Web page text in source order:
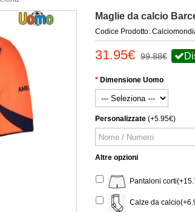
Maglie da calcio
Codice Prodotto:
31.95€ 99.88€
Dimensione Uomo
Personalizzate (+5.95€)
Altre opzioni
Pantaloni
Calze da